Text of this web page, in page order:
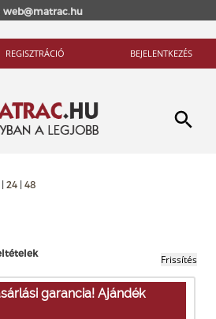
web@matrac.hu
REGISZTRÁCIÓ BEJELENTKEZÉS
| 24 | 48
garancia! Ajándék